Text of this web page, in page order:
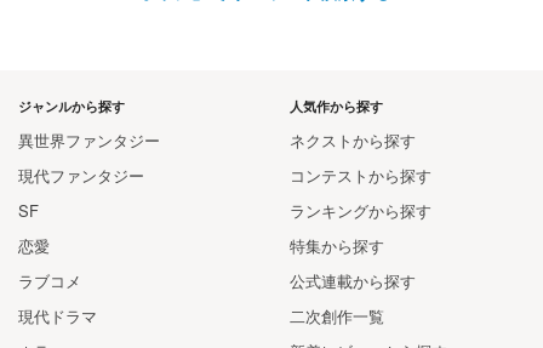
人気作から探す
ネクストから探す
コンテストから探す
ランキングから探す
特集から探す
公式連載から探す
二次創作一覧
ジャンルから探す
異世界ファンタジー
現代ファンタジー
SF
恋愛
ラブコメ
現代ドラマ